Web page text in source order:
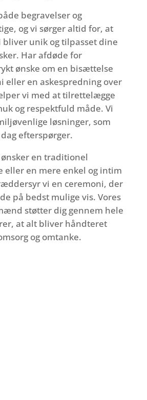
begravelser og
og vi sørger altid for, at
bliver unik og tilpasset dine
Har afdøde for
ønske om en bisættelse
eller en askespredning over
vi med at tilrettelægge
og respektfuld måde. Vi
løsninger, som
efterspørger.
en traditionel
eller en mere enkel og intim
vi en ceremoni, der
på bedst mulige vis. Vores
støtter dig gennem hele
at alt bliver håndteret
og omtanke.